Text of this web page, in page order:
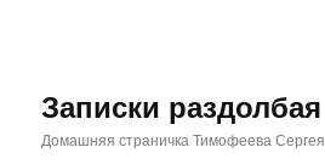
Записки раздолбая
Домашняя страничка Тимофеева Сергея